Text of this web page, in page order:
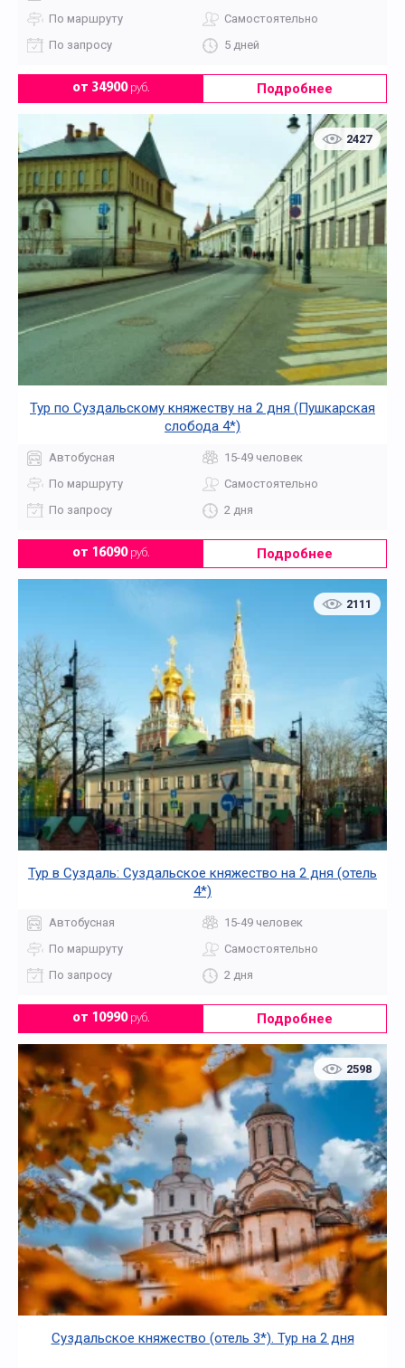
По маршруту
Самостоятельно
По запросу
5 дней
от 34900руб. Подробнее
2427
Тур по Суздальскому княжеству на 2 дня (Пушкарская
слобода 4*)
Автобусная
15-49 человек
По маршруту
Самостоятельно
По запросу
2 дня
от 16090руб. Подробнее
2111
Тур в Суздаль: Суздальское княжество на 2 дня (отель
4*)
Автобусная
15-49 человек
По маршруту
Самостоятельно
По запросу
2 дня
от 10990руб. Подробнее
2598
Суздальское княжество (отель 3*). Тур на 2 дня